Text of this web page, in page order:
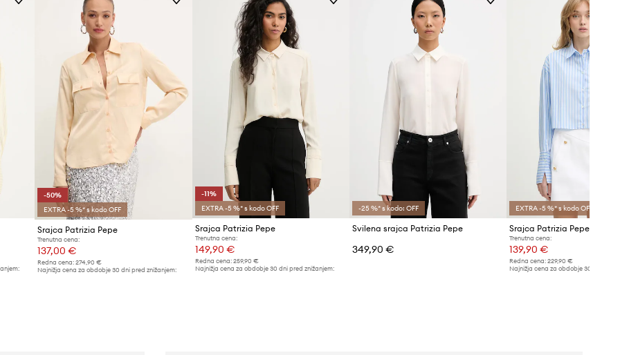
-50%
EXTRA -5 %* s kodo OFF
Srajca Patrizia Pepe
Trenutna cena:
137,00 €
Redna cena: 274,90 €
Najnižja cena za obdobje 30 dni pred znižanjem:
-11%
EXTRA -5 %* s kodo OFF
Srajca Patrizia Pepe
Trenutna cena:
149,90 €
Redna cena: 259,90 €
Najnižja cena za obdobje 30 dni pred znižanjem:
-25 %* s kodo: OFF
Svilena srajca Patrizia Pepe
349,90 €
EXTRA -5 %* s kodo OFF
Srajca Patrizia Pepe
Trenutna cena:
139,90 €
Redna cena: 229,90 €
Najnižja cena za obdobje 30 dni pred